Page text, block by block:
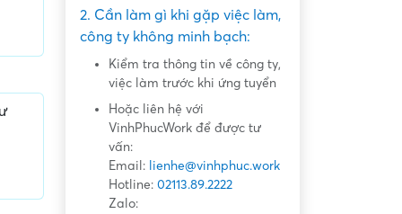
2. Cần làm gì khi gặp việc làm,
công ty không minh bạch:
Kiểm tra thông tin về công ty,
việc làm trước khi ứng tuyển
Hoặc liên hệ với
VinhPhucWork để được tư
vấn:
Email: lienhe@vinhphuc.work
Hotline: 02113.89.2222
Zalo: